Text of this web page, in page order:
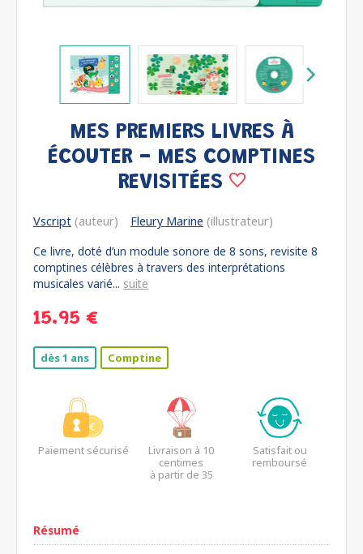
MES PREMIERS LIVRES À
ÉCOUTER - MES COMPTINES
REVISITÉES
Vscript (auteur) Fleury Marine (illustrateur)
Ce livre, doté d’un module sonore de 8 sons, revisite 8
comptines célèbres à travers des interprétations
musicales varié... suite
15.95 €
dès 1 ans Comptine
Paiement sécurisé
Livraison à 10
centimes
à partir de 35
Satisfait ou
remboursé
Résumé